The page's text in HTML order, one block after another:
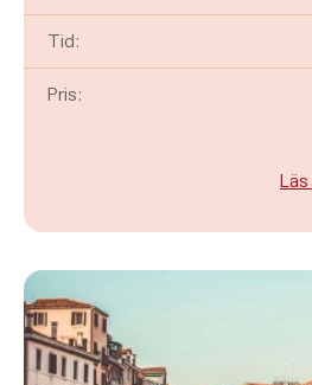
Tid:
Pris: